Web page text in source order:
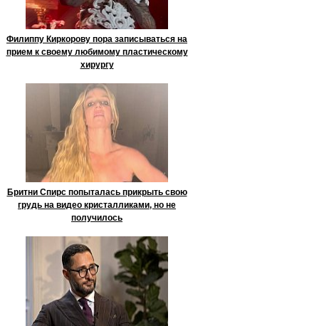
Филиппу Киркорову пора записываться на
прием к своему любимому пластическому
хирургу
Бритни Спирс попыталась прикрыть свою
грудь на видео кристалликами, но не
получилось